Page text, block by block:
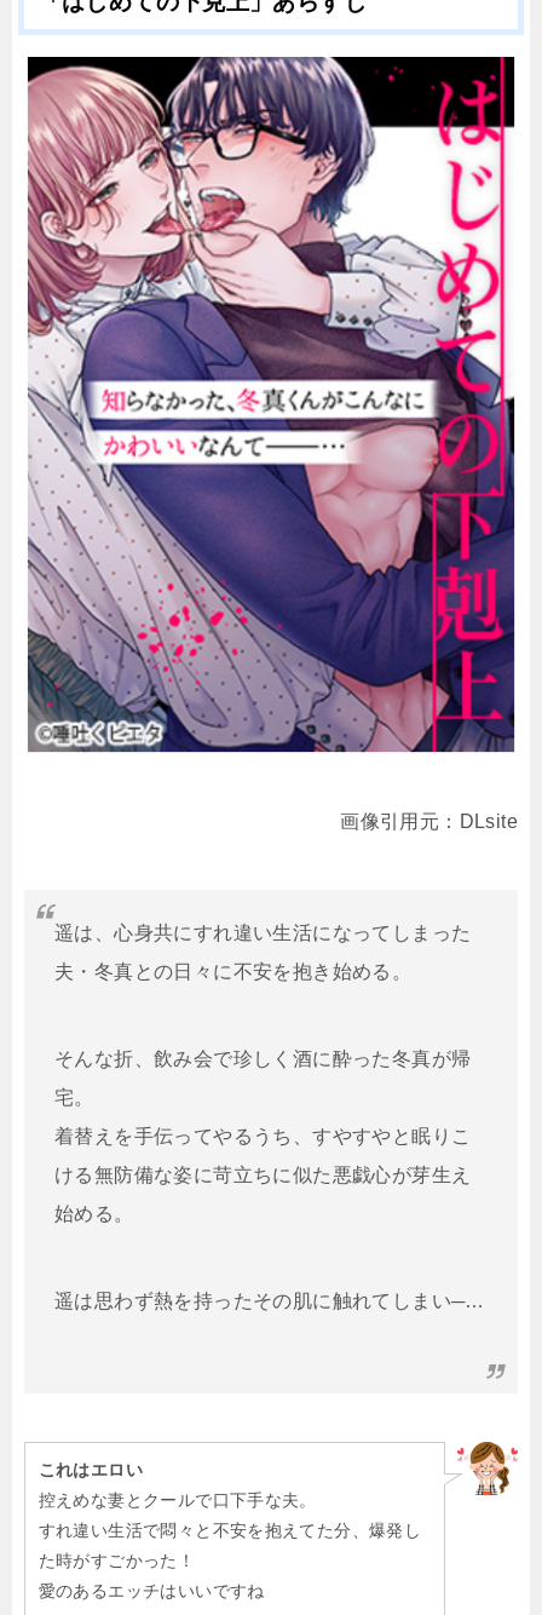
画像引用元：DLsite
遥は、心身共にすれ違い生活になってしまった
夫・冬真との日々に不安を抱き始める。
そんな折、飲み会で珍しく酒に酔った冬真が帰
宅。
着替えを手伝ってやるうち、すやすやと眠りこ
ける無防備な姿に苛立ちに似た悪戯心が芽生え
始める。
遥は思わず熱を持ったその肌に触れてしまい─…
これはエロい
控えめな妻とクールで口下手な夫。
すれ違い生活で悶々と不安を抱えてた分、爆発し
た時がすごかった！
愛のあるエッチはいいですね